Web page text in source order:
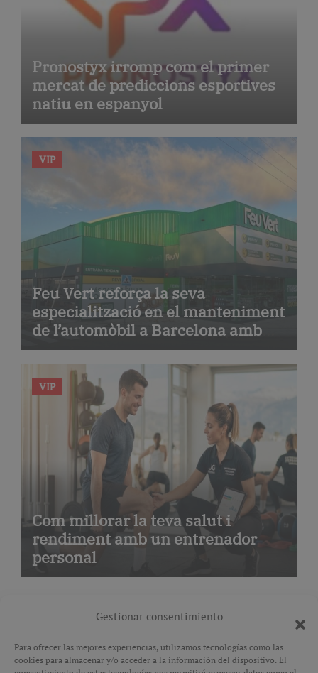
Gestionar consentimiento
Para ofrecer las mejores experiencias, utilizamos tecnologías como las
cookies para almacenar y/o acceder a la información del dispositivo. El
Pronostyx irromp com el primer
mercat de prediccions esportives
natiu en espanyol
VIP
Feu Vert reforça la seva
especialització en el manteniment
de l’automòbil a Barcelona amb
serveis de taller i mecànica
avançada
VIP
Com millorar la teva salut i
rendiment amb un entrenador
personal
Avís legal